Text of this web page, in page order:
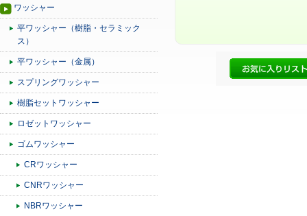
ワッシャー
平ワッシャー（樹脂・セラミック
ス）
平ワッシャー（金属）
スプリングワッシャー
樹脂セットワッシャー
ロゼットワッシャー
ゴムワッシャー
CRワッシャー
CNRワッシャー
NBRワッシャー